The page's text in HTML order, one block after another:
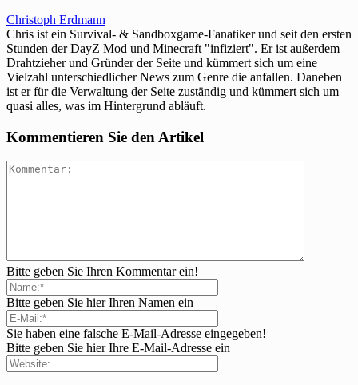
Christoph Erdmann
Chris ist ein Survival- & Sandboxgame-Fanatiker und seit den ersten
Stunden der DayZ Mod und Minecraft "infiziert". Er ist außerdem
Drahtzieher und Gründer der Seite und kümmert sich um eine
Vielzahl unterschiedlicher News zum Genre die anfallen. Daneben
ist er für die Verwaltung der Seite zuständig und kümmert sich um
quasi alles, was im Hintergrund abläuft.
Kommentieren Sie den Artikel
Bitte geben Sie Ihren Kommentar ein!
Bitte geben Sie hier Ihren Namen ein
Sie haben eine falsche E-Mail-Adresse eingegeben!
Bitte geben Sie hier Ihre E-Mail-Adresse ein